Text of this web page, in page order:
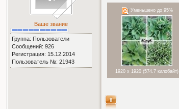
Ваше звание
Группа: Пользователи
Сообщений: 926
Регистрация: 15.12.2014
Пользователь №: 21943
Уменьшено до 95%
1920 x 1920 (574.7 килобайт)